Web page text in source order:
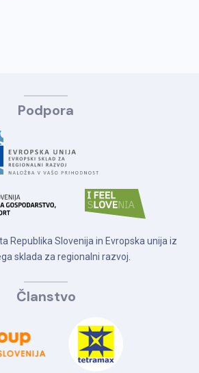
Podpora
Republika Slovenija in Evropska unija iz
sklada za regionalni razvoj.
Članstvo